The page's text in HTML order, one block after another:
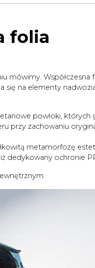
folia
mówimy. Współczesna
się na elementy
powłoki, których
przy zachowaniu
metamorfozę
dedykowany ochronie